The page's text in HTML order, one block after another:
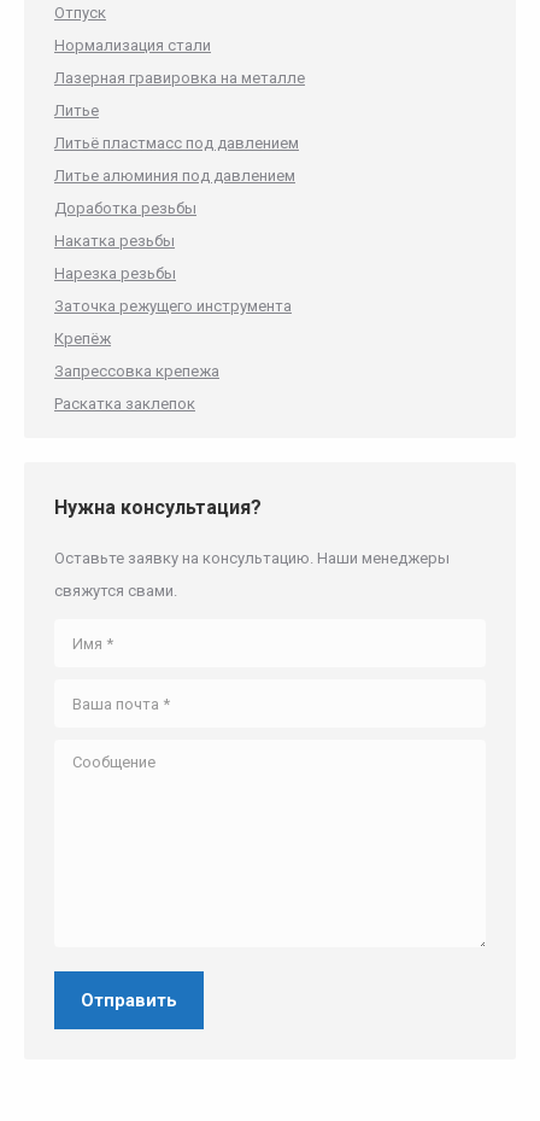
Отпуск
Нормализация стали
Лазерная гравировка на металле
Литье
Литьё пластмасс под давлением
Литье алюминия под давлением
Доработка резьбы
Накатка резьбы
Нарезка резьбы
Заточка режущего инструмента
Крепёж
Запрессовка крепежа
Раскатка заклепок
Нужна консультация?
Оставьте заявку на консультацию. Наши менеджеры
свяжутся свами.
Имя *
Ваша почта *
Сообщение
Отправить